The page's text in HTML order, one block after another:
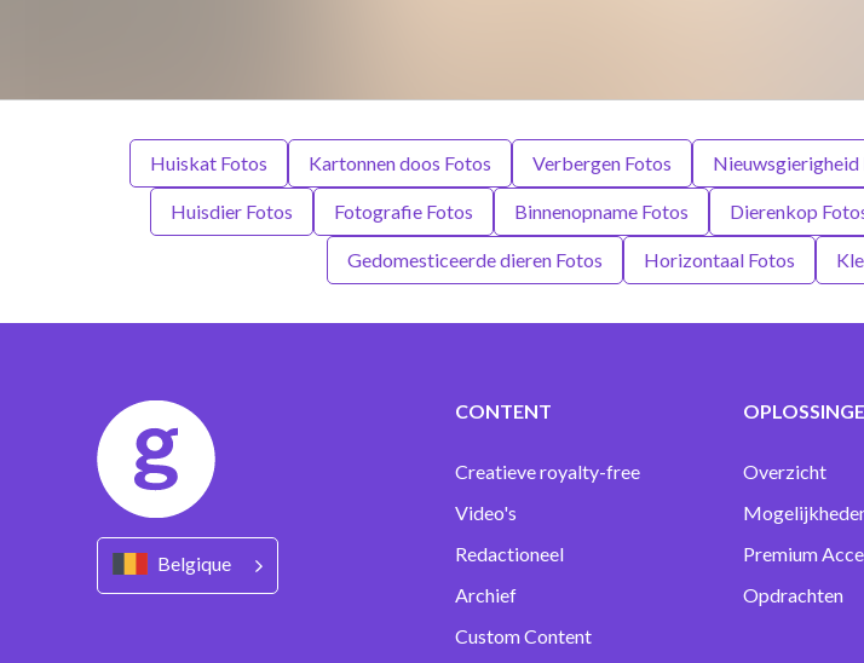
Huiskat Fotos Kartonnen doos Fotos Verbergen Fotos Nieuwsgierigheid
Huisdier Fotos Fotografie Fotos Binnenopname Fotos Dierenkop
Gedomesticeerde dieren Fotos Horizontaal Fotos
Belgique
CONTENT
Creatieve royalty-free
Video's
Redactioneel
Archief
Custom Content
Overzicht
Premium
Opdrachten